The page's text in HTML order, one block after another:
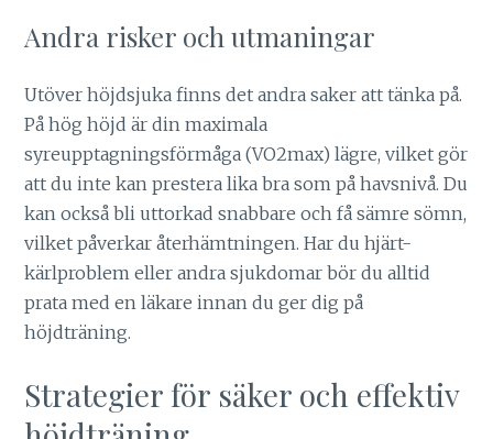
Andra risker och utmaningar
Utöver höjdsjuka finns det andra saker att tänka på.
På hög höjd är din maximala
syreupptagningsförmåga (VO2max) lägre, vilket gör
att du inte kan prestera lika bra som på havsnivå. Du
kan också bli uttorkad snabbare och få sämre sömn,
vilket påverkar återhämtningen. Har du hjärt-
kärlproblem eller andra sjukdomar bör du alltid
prata med en läkare innan du ger dig på
höjdträning.
Strategier för säker och effektiv